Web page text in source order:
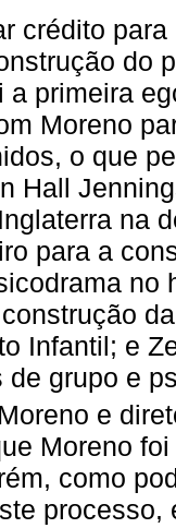
crédito
do
a primeira
Moreno
o que
Hall
na
para a
no
Infantil; e
de grupo e
e
Moreno
como